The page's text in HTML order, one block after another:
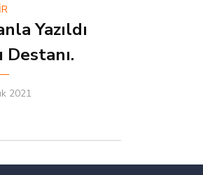
Yazıldı
Destanı.
2021